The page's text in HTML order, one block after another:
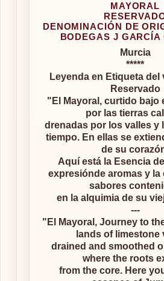
MAYORAL
DENOMINACIÓN DE
BODEGAS J GARCÍA
Murcia
*****
Leyenda en Etiqueta del
Reservado
"El Mayoral, curtido bajo
por las tierras
drenadas por los valles y
tiempo. En ellas se
de su
Aquí está la Esencia
expresiónde aromas y la
sabores
en la alquimia de su
---
"El Mayoral, Journey to
lands of limestone
drained and smoothed
where the roots
from the core. Here